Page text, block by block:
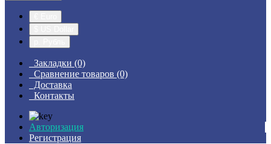
Закладки (0)
Сравнение товаров (0)
Доставка
Контакты
Авторизация
Регистрация